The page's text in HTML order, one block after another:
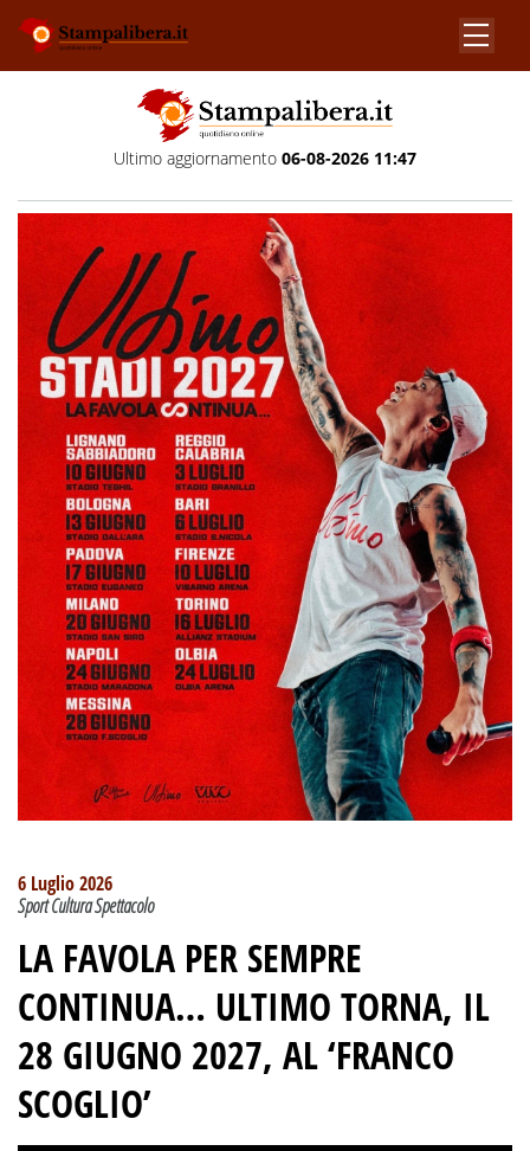
Ultimo aggiornamento 06-08-2026 11:47
6 Luglio 2026
Sport Cultura Spettacolo
LA FAVOLA PER SEMPRE
CONTINUA… ULTIMO TORNA, IL
28 GIUGNO 2027, AL ‘FRANCO
SCOGLIO’